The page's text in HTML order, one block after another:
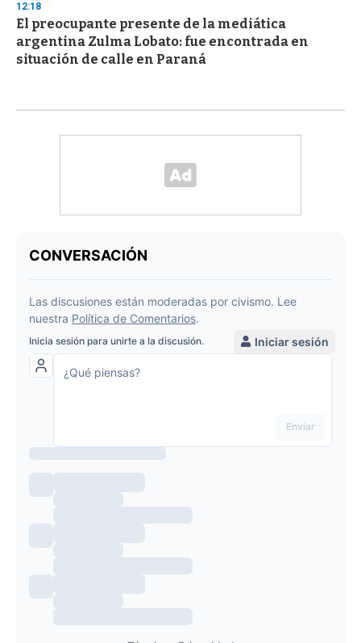
12:18
El preocupante presente de la mediática
argentina Zulma Lobato: fue encontrada en
situación de calle en Paraná